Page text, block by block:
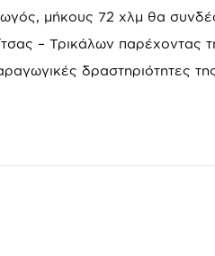
μήκους 72 χλμ θα
– Τρικάλων παρέχοντας
δραστηριότητες